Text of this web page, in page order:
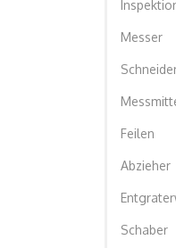
Messer
Feilen
Abzieher
Schaber